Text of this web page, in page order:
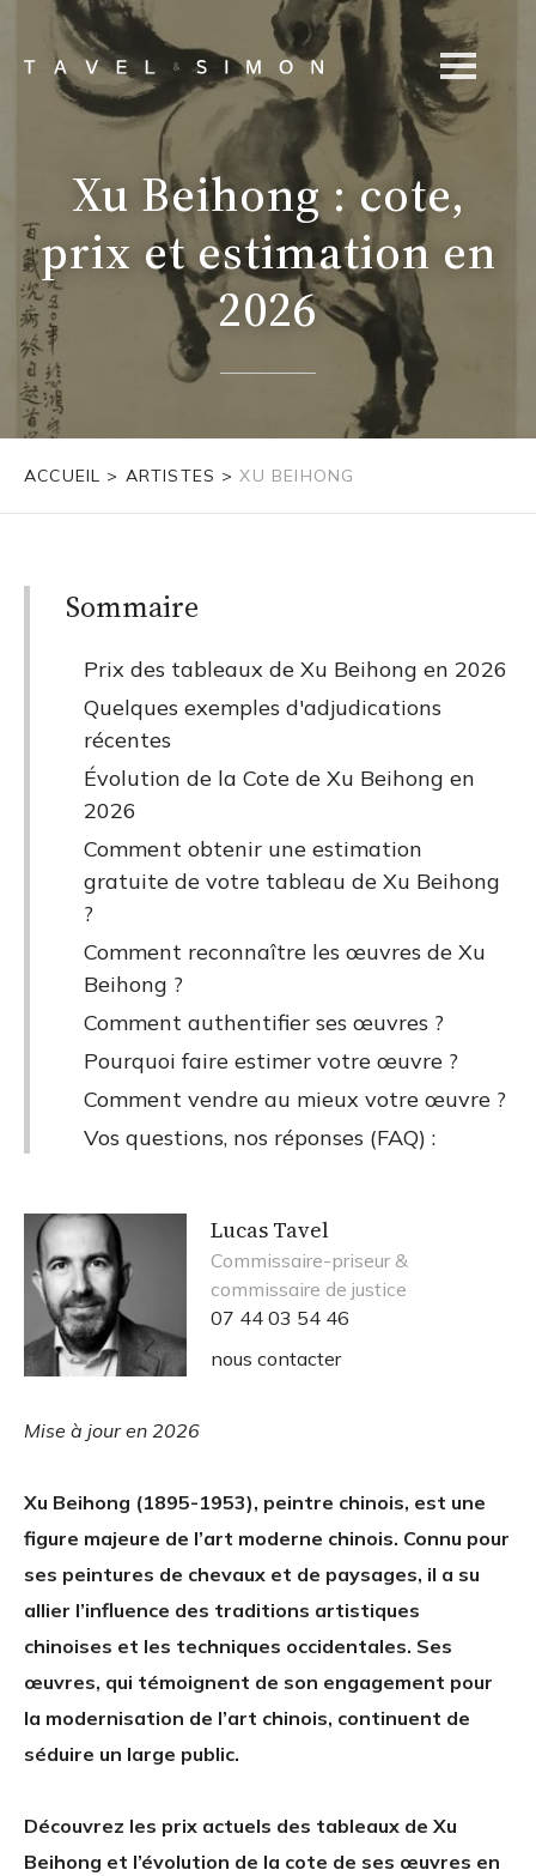
Xu Beihong : cote,
prix et estimation en
2026
ACCUEIL > ARTISTES > XU BEIHONG
Sommaire
Prix des tableaux de Xu Beihong en 2026
Quelques exemples d'adjudications
récentes
Évolution de la Cote de Xu Beihong en
2026
Comment obtenir une estimation
gratuite de votre tableau de Xu Beihong
?
Comment reconnaître les œuvres de Xu
Beihong ?
Comment authentifier ses œuvres ?
Pourquoi faire estimer votre œuvre ?
Comment vendre au mieux votre œuvre ?
Vos questions, nos réponses (FAQ) :
Lucas Tavel
Commissaire-priseur &
commissaire de justice
07 44 03 54 46
nous contacter
Mise à jour en 2026
Xu Beihong (1895-1953), peintre chinois, est une
figure majeure de l’art moderne chinois. Connu pour
ses peintures de chevaux et de paysages, il a su
allier l’influence des traditions artistiques
chinoises et les techniques occidentales. Ses
œuvres, qui témoignent de son engagement pour
la modernisation de l’art chinois, continuent de
séduire un large public.
Découvrez les prix actuels des tableaux de Xu
Beihong et l’évolution de la cote de ses œuvres en